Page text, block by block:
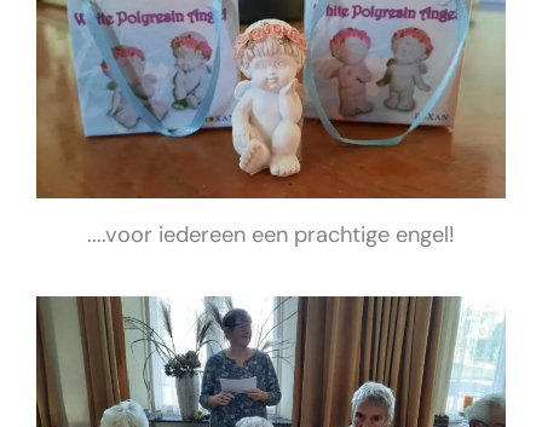
....voor iedereen een prachtige engel!